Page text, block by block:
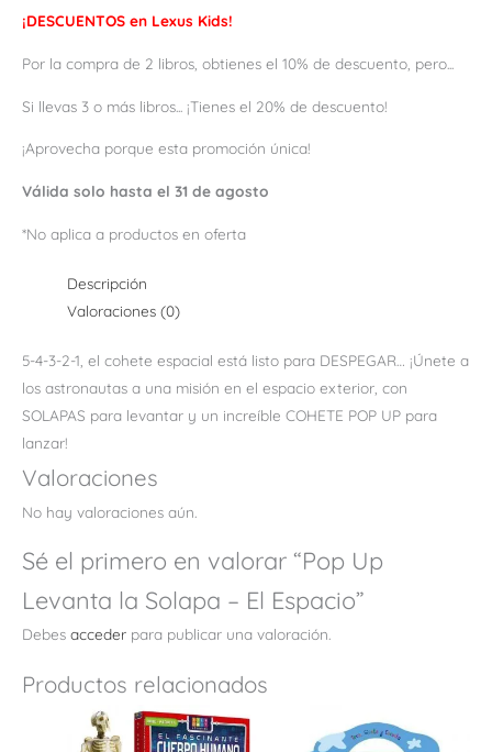
¡DESCUENTOS en Lexus Kids!
Por la compra de 2 libros, obtienes el 10% de descuento, pero...
Si llevas 3 o más libros... ¡Tienes el 20% de descuento!
¡Aprovecha porque esta promoción única!
Válida solo hasta el 31 de agosto
*No aplica a productos en oferta
Descripción
Valoraciones (0)
5-4-3-2-1, el cohete espacial está listo para DESPEGAR… ¡Únete a
los astronautas a una misión en el espacio exterior, con
SOLAPAS para levantar y un increíble COHETE POP UP para
lanzar!
Valoraciones
No hay valoraciones aún.
Sé el primero en valorar “Pop Up
Levanta la Solapa – El Espacio”
Debes acceder para publicar una valoración.
Productos relacionados